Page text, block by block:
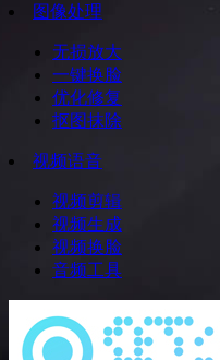
图像处理
无损放大
一键换脸
优化修复
抠图抹除
视频语音
视频剪辑
视频生成
视频换脸
音频工具